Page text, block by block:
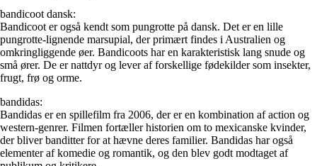
bandicoot dansk:
Bandicoot er også kendt som pungrotte på dansk. Det er en lille
pungrotte-lignende marsupial, der primært findes i Australien og
omkringliggende øer. Bandicoots har en karakteristisk lang snude og
små ører. De er nattdyr og lever af forskellige fødekilder som insekter,
frugt, frø og orme.
bandidas:
Bandidas er en spillefilm fra 2006, der er en kombination af action og
western-genrer. Filmen fortæller historien om to mexicanske kvinder,
der bliver banditter for at hævne deres familier. Bandidas har også
elementer af komedie og romantik, og den blev godt modtaget af